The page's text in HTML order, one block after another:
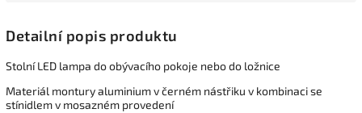
Detailní popis produktu
Stolní LED lampa do obývacího pokoje nebo do ložnice
Materiál montury aluminium v černém nástřiku v kombinaci se
stínidlem v mosazném provedení